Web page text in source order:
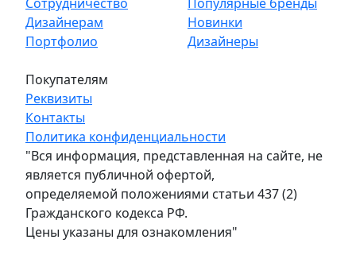
Дизайнерам
Портфолио
Новинки
Дизайнеры
Покупателям
Реквизиты
Контакты
Политика конфиденциальности
"Вся информация, представленная на сайте, не
является публичной офертой,
определяемой положениями статьи 437 (2)
Гражданского кодекса РФ.
Цены указаны для ознакомления"